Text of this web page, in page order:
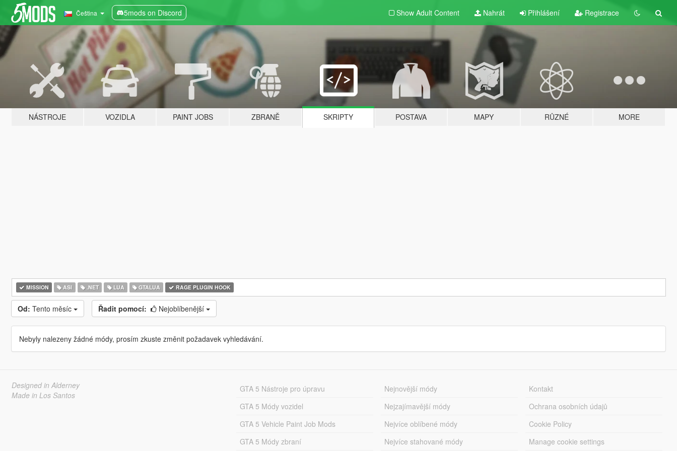
Čeština 5mods on Discord Show Adult Content Nahrát Přihlášení Registrace
NÁSTROJE VOZIDLA PAINT JOBS ZBRANĚ SKRIPTY POSTAVA MAPY RŮZNÉ MORE
MISSION ASI .NET LUA GTALUA RAGE PLUGIN HOOK
Od: Tento měsíc Řadit pomocí: Nejoblíbenější
Nebyly nalezeny žádné módy, prosím zkuste změnit požadavek vyhledávání.
Designed in Alderney
Made in Los Santos
GTA 5 Nástroje pro úpravu
GTA 5 Módy vozidel
GTA 5 Vehicle Paint Job Mods
GTA 5 Módy zbraní
Nejnovější módy
Nejzajímavější módy
Nejvíce oblíbené módy
Nejvíce stahované módy
Kontakt
Ochrana osobních údajů
Cookie Policy
Manage cookie settings